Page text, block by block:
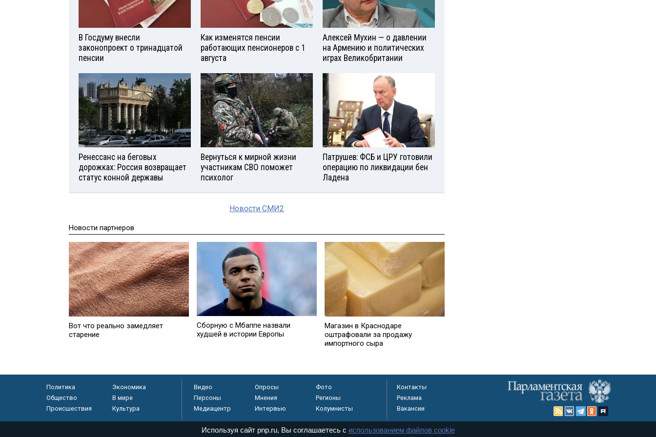
В Госдуму внесли
законопроект о тринадцатой
пенсии
Как изменятся пенсии
работающих пенсионеров с 1
августа
Алексей Мухин — о давлении
на Армению и политических
играх Великобритании
Ренессанс на беговых
дорожках: Россия возвращает
статус конной державы
Вернуться к мирной жизни
участникам СВО поможет
психолог
Патрушев: ФСБ и ЦРУ готовили
операцию по ликвидации бен
Ладена
Новости СМИ2
Новости партнеров
Вот что реально замедляет
старение
Сборную с Мбаппе назвали
худшей в истории Европы
Магазин в Краснодаре
оштрафовали за продажу
импортного сыра
Политика
Экономика
Общество
В мире
Происшествия
Культура
Видео Опросы
Фото
Персоны
Мнения
Регионы
Медиацентр
Интервью Колумнисты
Контакты
Реклама
Вакансии
Используя сайт pnp.ru, Вы соглашаетесь с использованием файлов cookie